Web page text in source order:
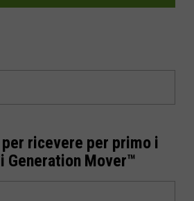
ricevere per primo i
Generation Mover™